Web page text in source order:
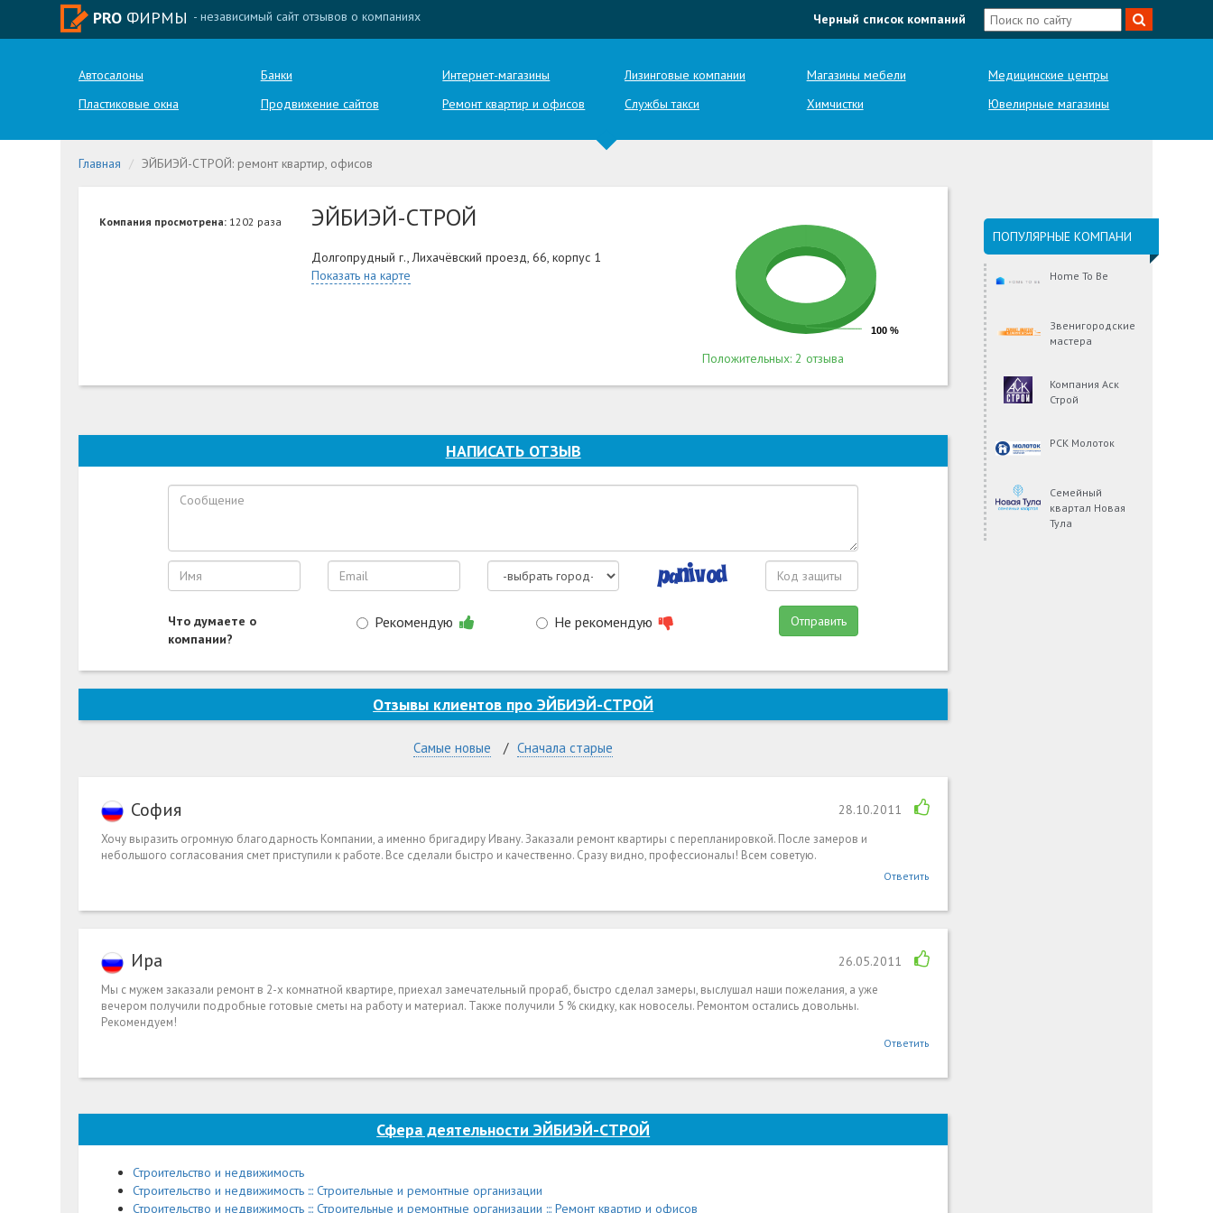
PRO ФИРМЫ - независимый сайт отзывов о компаниях Черный список компаний
Автосалоны Банки Интернет-магазины Лизинговые компании Магазины мебели
Медицинские центры
Пластиковые окна
Продвижение сайтов Ремонт квартир и офисов Службы такси Химчистки Ювелирные магазины
Главная ЭЙБИЭЙ-СТРОЙ: ремонт квартир, офисов
Компания просмотрена: 1202 раза ЭЙБИЭЙ-СТРОЙ
Долгопрудный г., Лихачёвский проезд, 66, корпус 1
Показать на карте
100 %
Положительных: 2 отзыва
НАПИСАТЬ ОТЗЫВ
Что думаете о
компании?
Рекомендую Не рекомендую Отправить
Отзывы клиентов про ЭЙБИЭЙ-СТРОЙ
Самые новые Сначала старые
София 28.10.2011
Хочу выразить огромную благодарность Компании, а именно бригадиру Ивану. Заказали ремонт квартиры с перепланировкой. После замеров и
небольшого согласования смет приступили к работе. Все сделали быстро и качественно. Сразу видно, профессионалы! Всем советую.
Ответить
Ира 26.05.2011
Мы с мужем заказали ремонт в 2-х комнатной квартире, приехал замечательный прораб, быстро сделал замеры, выслушал наши пожелания, а уже
вечером получили подробные готовые сметы на работу и материал. Также получили 5 % скидку, как новоселы. Ремонтом остались довольны.
Рекомендуем!
Ответить
Сфера деятельности ЭЙБИЭЙ-СТРОЙ
Строительство и недвижимость
Строительство и недвижимость ::: Строительные и ремонтные организации
Строительство и недвижимость ::: Строительные и ремонтные организации ::: Ремонт квартир и офисов
ПОПУЛЯРНЫЕ КОМПАНИ
Home To Be
Звенигородские
мастера
Компания Аск
Строй
РСК Молоток
Семейный
квартал Новая
Тула